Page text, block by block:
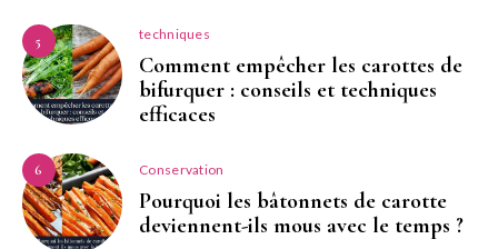
5 techniques
Comment empêcher les carottes de
bifurquer : conseils et techniques
efficaces
6 Conservation
Pourquoi les bâtonnets de carotte
deviennent-ils mous avec le temps ?